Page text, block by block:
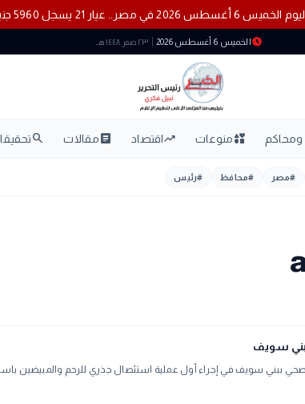
2026 في مصر.. عيار 21 يسجل 5960 جنيهًا
scheduleالخميس 6 أغسطس 2026 ٢٣ صفر ١٤٤٨ هـ
ومحاكم interestsمنوعات trending_upاقتصاد articleمقالات search
#مصر #محافظ #رئيس
ببني سويف
ببني سويف في إجراء أول عملية استئصال جذري للرحم والمبيضين